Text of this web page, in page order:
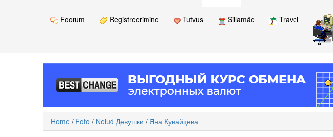
Foorum Registreerimine Tutvus Sillamäe
Travel
Home / Foto / Neiud Девушки / Яна Кувайцева